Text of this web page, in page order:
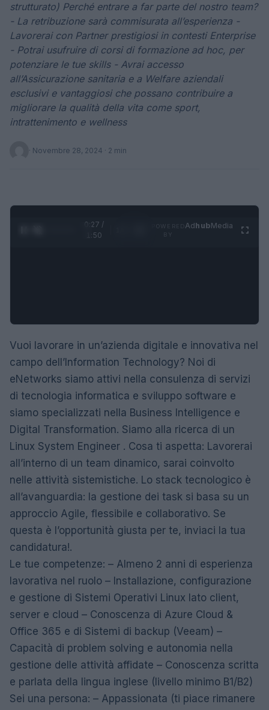
strutturato) Perché entrare a far parte del nostro team?
- La retribuzione sarà commisurata all’esperienza -
Lavorerai con Partner prestigiosi in contesti Enterprise
- Potrai usufruire di corsi di formazione ad hoc, per
potenziare le tue skills - Avrai accesso
all’Assicurazione sanitaria e a Welfare aziendali
esclusivi e vantaggiosi che possano contribuire a
migliorare la qualità della vita come sport,
intrattenimento e wellness
· Novembre 28, 2024 · 2 min
0:28 /
1:50
AdhubMedia
Vuoi lavorare in un’azienda digitale e innovativa nel
campo dell’Information Technology? Noi di
eNetworks siamo attivi nella consulenza di servizi
di tecnologia informatica e sviluppo software e
siamo specializzati nella Business Intelligence e
Digital Transformation. Siamo alla ricerca di un
Linux System Engineer . Cosa ti aspetta: Lavorerai
all’interno di un team dinamico, sarai coinvolto
nelle attività sistemistiche. Lo stack tecnologico è
all’avanguardia: la gestione dei task si basa su un
approccio Agile, flessibile e collaborativo. Se
questa è l’opportunità giusta per te, inviaci la tua
candidatura!.
Le tue competenze: – Almeno 2 anni di esperienza
lavorativa nel ruolo – Installazione, configurazione
e gestione di Sistemi Operativi Linux lato client,
server e cloud – Conoscenza di Azure Cloud &
Office 365 e di Sistemi di backup (Veeam) –
Capacità di problem solving e autonomia nella
gestione delle attività affidate – Conoscenza scritta
e parlata della lingua inglese (livello minimo B1/B2)
Sei una persona: – Appassionata (ti piace rimanere